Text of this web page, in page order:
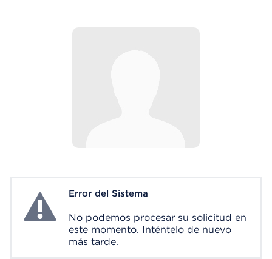
System ErrorError del Sistema
No podemos procesar su solicitud en
este momento. Inténtelo de nuevo
más tarde.